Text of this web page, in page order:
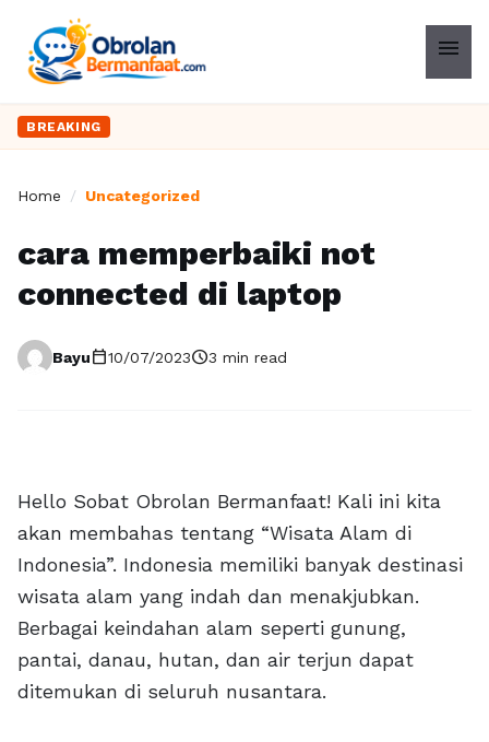
menu
BREAKING
Home / Uncategorized
cara memperbaiki not
connected di laptop
Bayucalendar_today10/07/2023schedule3 min read
Hello Sobat Obrolan Bermanfaat! Kali ini kita
akan membahas tentang “Wisata Alam di
Indonesia”. Indonesia memiliki banyak destinasi
wisata alam yang indah dan menakjubkan.
Berbagai keindahan alam seperti gunung,
pantai, danau, hutan, dan air terjun dapat
ditemukan di seluruh nusantara.